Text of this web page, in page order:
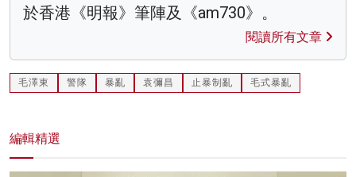
於香港《明報》筆陣及《am730》。
閱讀所有文章
毛澤東 警隊 暴亂 袁彌昌 止暴制亂 毛式暴亂
編輯精選